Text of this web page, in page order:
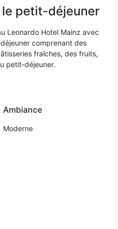
petit-déjeuner
Leonardo Hotel Mainz avec
comprenant des
fraîches, des fruits,
petit-déjeuner.
Ambiance
Moderne